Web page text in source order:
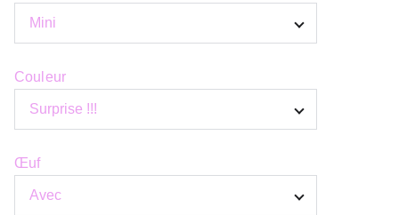
Couleur
Œuf